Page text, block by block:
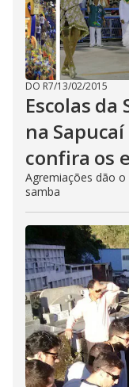
DO R7/13/02/2015
Escolas
na
confira os
Agremiações dão
samba